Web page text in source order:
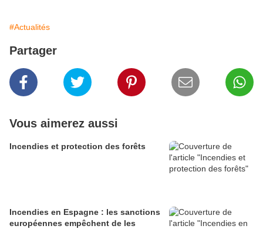
#Actualités
Partager
Vous aimerez aussi
Incendies et protection des forêts
Incendies en Espagne : les sanctions
européennes empêchent de les